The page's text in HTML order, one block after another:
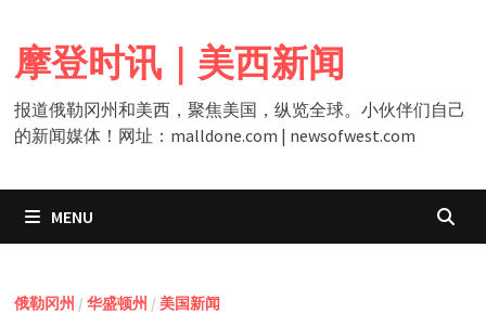
content
摩登时讯｜美西新闻
报道俄勒冈州和美西，聚焦美国，纵览全球。小伙伴们自己
的新闻媒体！网址：malldone.com | newsofwest.com
MENU
俄勒冈州 / 华盛顿州 / 美国新闻